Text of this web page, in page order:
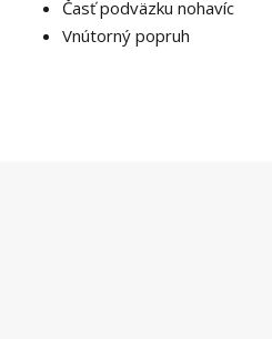
Časť podväzku nohavíc
Vnútorný popruh